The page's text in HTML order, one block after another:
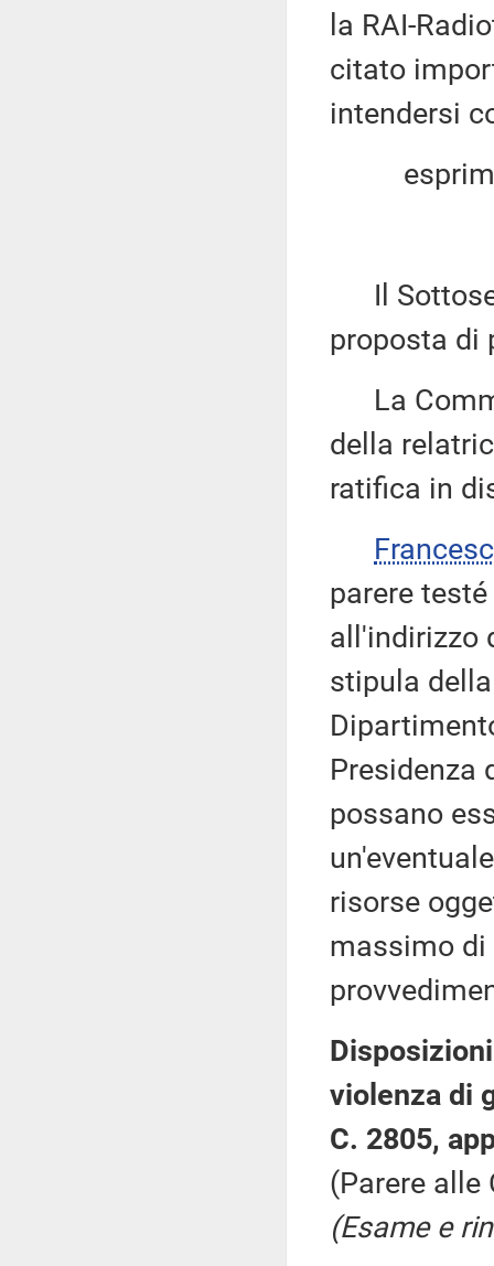
la RAI-
citato
intendersi
Il
proposta di
La
della
ratifica in
parere
all'indirizzo
stipula
Presidenza
possano
risorse
massimo di
violenza di
C. 2805,
(Parere alle
(Esame e